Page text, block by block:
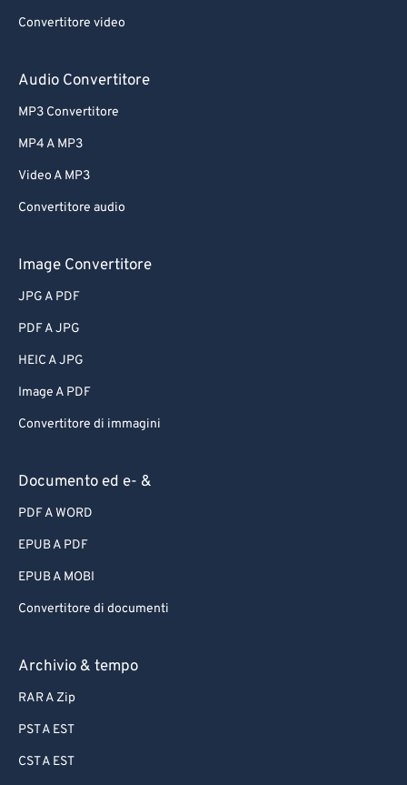
Convertitore video
Audio Convertitore
MP3 Convertitore
MP4 A MP3
Video A MP3
Convertitore audio
Image Convertitore
JPG A PDF
PDF A JPG
HEIC A JPG
Image A PDF
Convertitore di immagini
Documento ed e- &
PDF A WORD
EPUB A PDF
EPUB A MOBI
Convertitore di documenti
Archivio & tempo
RAR A Zip
PST A EST
CST A EST